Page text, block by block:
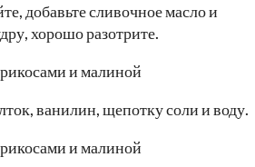
добавьте сливочное масло и
хорошо разотрите.
ванилин, щепотку соли и воду.